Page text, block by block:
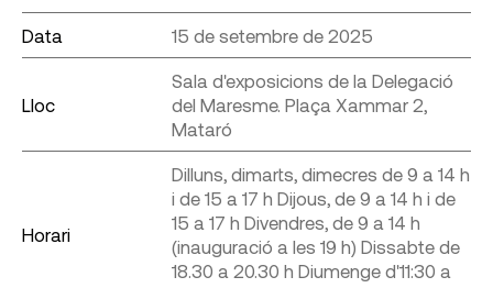
Data 15 de setembre de 2025
Lloc
Sala d'exposicions de la Delegació
del Maresme. Plaça Xammar 2,
Mataró
Horari
Dilluns, dimarts, dimecres de 9 a 14 h
i de 15 a 17 h Dijous, de 9 a 14 h i de
15 a 17 h Divendres, de 9 a 14 h
(inauguració a les 19 h) Dissabte de
18.30 a 20.30 h Diumenge d'11:30 a